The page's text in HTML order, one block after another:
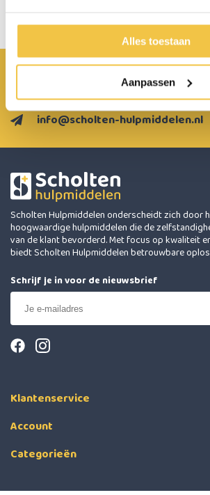
Alles toestaan
Aanpassen
info@scholten-hulpmiddelen.nl
0485 800 814
Achterbroek 15 6596 MP Milsbeek
Scholten Hulpmiddelen onderscheidt zich door
hoogwaardige hulpmiddelen die de
van de klant bevorderd. Met focus op kwaliteit
biedt Scholten Hulpmiddelen betrouwbare
Schrijf je in voor de nieuwsbrief
Klantenservice
Account
Categorieën